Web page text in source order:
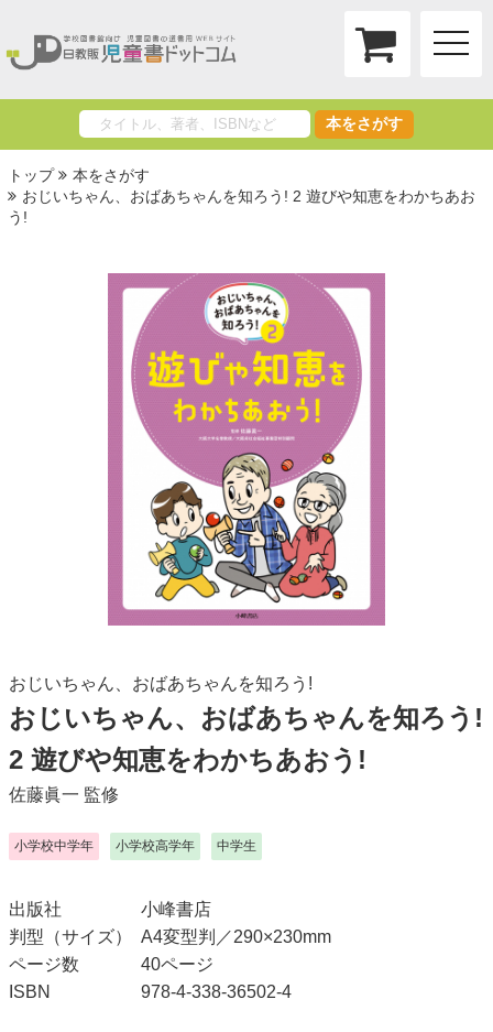
toggle
本をさがす
トップ
本をさがす
おじいちゃん、おばあちゃんを知ろう! 2 遊びや知恵をわかちあお
う!
おじいちゃん、おばあちゃんを知ろう!
おじいちゃん、おばあちゃんを知ろう!
2 遊びや知恵をわかちあおう!
佐藤眞一 監修
小学校中学年 小学校高学年 中学生
出版社
小峰書店
判型（サイズ）
A4変型判／290×230mm
ページ数
40ページ
ISBN
978-4-338-36502-4